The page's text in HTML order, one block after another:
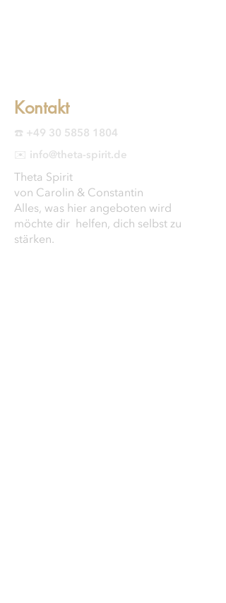
Kontakt
☎️ +49 30 5858 1804
✉️ info@theta-spirit.de
Theta Spirit
von Carolin & Constantin
Alles, was hier angeboten wird
möchte dir helfen, dich selbst zu
stärken.